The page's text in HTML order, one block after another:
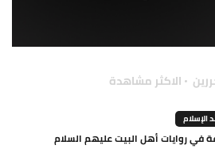
الاكثر مشاهدة
الإسلام
في روايات أهل البيت عليهم السلام